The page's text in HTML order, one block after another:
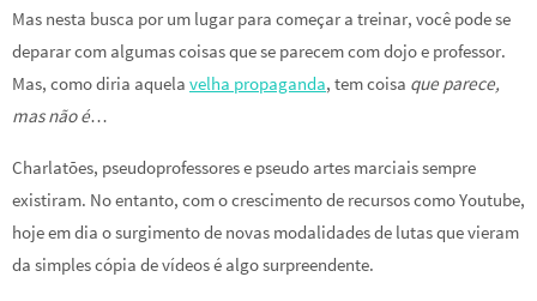
Mas nesta busca por um lugar para começar a treinar, você pode se
deparar com algumas coisas que se parecem com dojo e professor.
Mas, como diria aquela velha propaganda, tem coisa que parece,
mas não é…
Charlatões, pseudoprofessores e pseudo artes marciais sempre
existiram. No entanto, com o crescimento de recursos como Youtube,
hoje em dia o surgimento de novas modalidades de lutas que vieram
da simples cópia de vídeos é algo surpreendente.